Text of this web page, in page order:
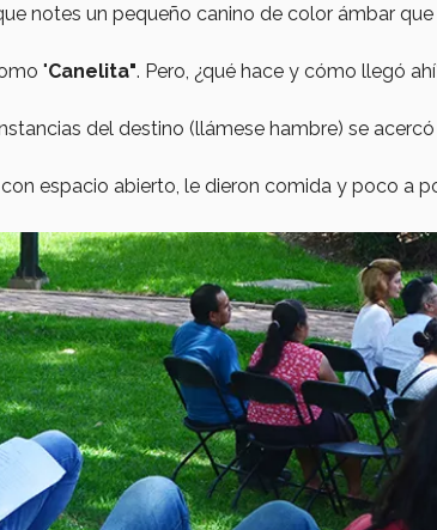
notes un pequeño canino de color ámbar que
"Canelita". Pero, ¿qué hace y cómo llegó
del destino (llámese hambre) se acercó
espacio abierto, le dieron comida y poco a